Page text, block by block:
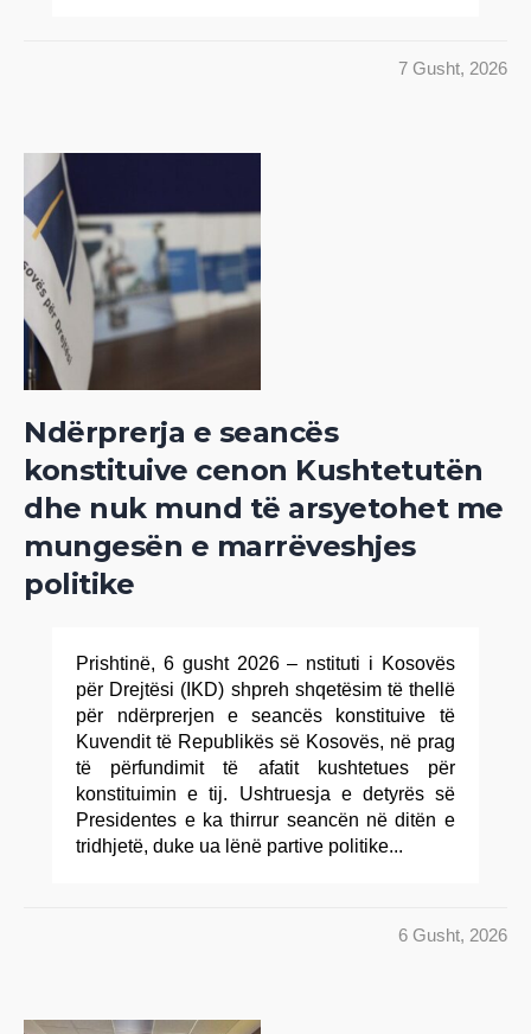
7 Gusht, 2026
Ndërprerja e seancës
konstituive cenon Kushtetutën
dhe nuk mund të arsyetohet me
mungesën e marrëveshjes
politike
Prishtinë, 6 gusht 2026 – nstituti i Kosovës
për Drejtësi (IKD) shpreh shqetësim të thellë
për ndërprerjen e seancës konstituive të
Kuvendit të Republikës së Kosovës, në prag
të përfundimit të afatit kushtetues për
konstituimin e tij. Ushtruesja e detyrës së
Presidentes e ka thirrur seancën në ditën e
tridhjetë, duke ua lënë partive politike...
6 Gusht, 2026